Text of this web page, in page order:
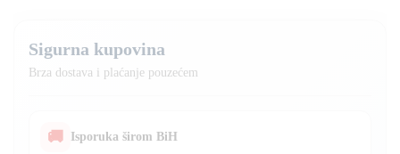
Sigurna kupovina
Brza dostava i plaćanje pouzećem
🚚 Isporuka širom BiH